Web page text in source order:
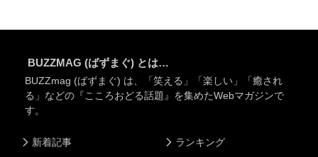
BUZZMAG (ばずまぐ) とは…
BUZZmag (ばずまぐ) は、「笑える」「楽しい」「癒され
る」などの『こころおどる話題』を集めたWebマガジンで
す。
新着記事
ランキング